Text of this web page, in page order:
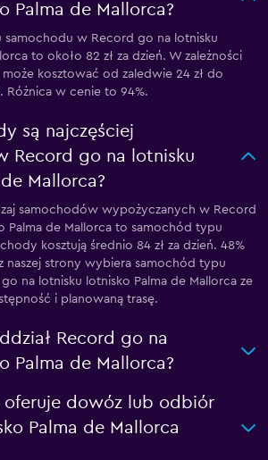
Palma de Mallorca?
samochodu w Record go na lotnisku
to około 82 zł za dzień. W zależności
kosztować od zaledwie 24 zł do
Różnica w cenie to 94%.
są najczęściej
Record go na lotnisku
Mallorca?
samochodów wypożyczanych w Record
Palma de Mallorca to samochód typu
kosztują średnio 84 zł za dzień. 48%
naszej strony wybiera samochód typu
na lotnisku lotnisko Palma de Mallorca ze
i planowaną trasę.
Record go na
Palma de Mallorca?
oferuje dowóz lub odbiór
Palma de Mallorca